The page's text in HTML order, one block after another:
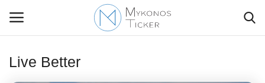
Live Better